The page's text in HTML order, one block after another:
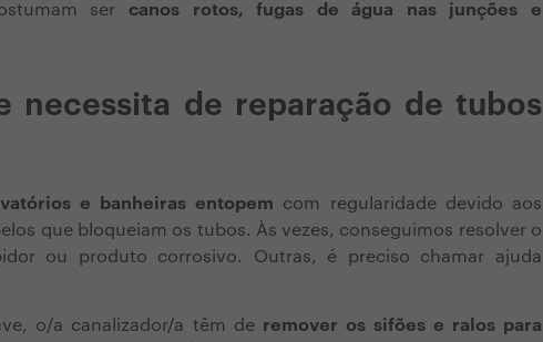
ser canos rotos, fugas de água nas junções e
necessita de reparação de tubos
e banheiras entopem com regularidade devido aos
que bloqueiam os tubos. Às vezes, conseguimos resolver o
ou produto corrosivo. Outras, é preciso chamar ajuda
o/a canalizador/a têm de remover os sifões e ralos para